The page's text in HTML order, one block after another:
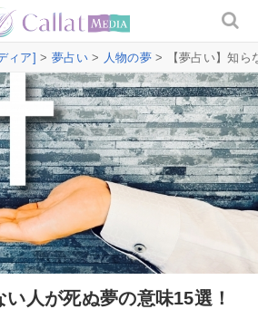
ィア] > 夢占い> 人物の夢> 【夢占い】知ら
い人が死ぬ夢の意味15選！